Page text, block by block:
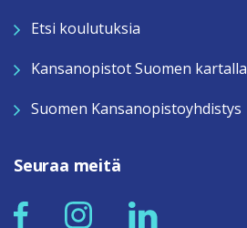
Etsi koulutuksia
Kansanopistot Suomen kartalla
Suomen Kansanopistoyhdistys
Seuraa meitä